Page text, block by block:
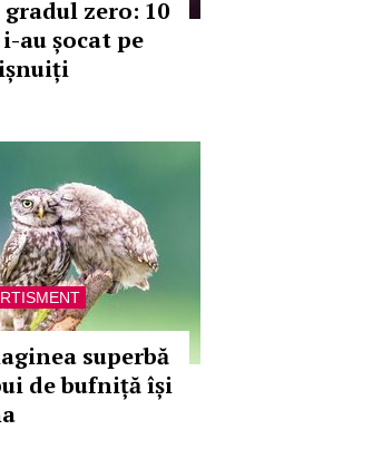
zero: 10
au șocat pe
superbă
de bufniță își